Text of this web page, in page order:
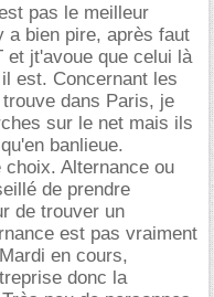
pas le meilleur
a bien pire, après faut
jt'avoue que celui là
est. Concernant les
dans Paris, je
sur le net mais ils
banlieue.
choix. Alternance ou
de prendre
de trouver un
est pas vraiment
en cours,
donc la